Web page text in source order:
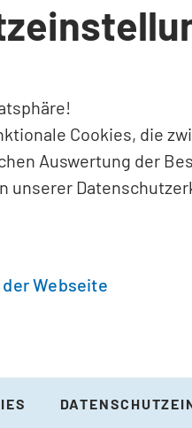
Cookies, die
Auswertung der
unserer
Webseite